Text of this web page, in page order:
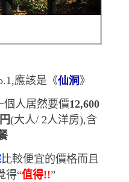
,應該是《仙洞》
個人居然要價12,600
円(大人/ 2人洋房),含
比較便宜的價格而且
得“值得!!”